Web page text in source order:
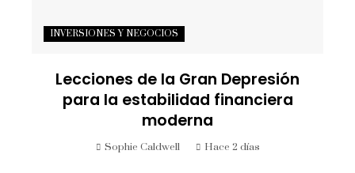
INVERSIONES Y NEGOCIOS
Lecciones de la Gran Depresión
para la estabilidad financiera
moderna
Sophie Caldwell Hace 2 días